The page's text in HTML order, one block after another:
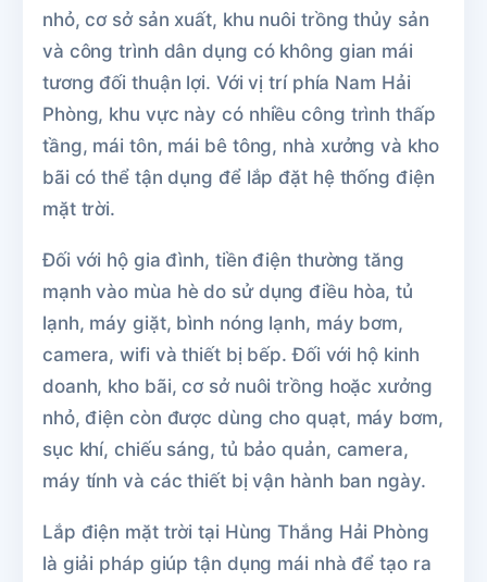
nhỏ, cơ sở sản xuất, khu nuôi trồng thủy sản
và công trình dân dụng có không gian mái
tương đối thuận lợi. Với vị trí phía Nam Hải
Phòng, khu vực này có nhiều công trình thấp
tầng, mái tôn, mái bê tông, nhà xưởng và kho
bãi có thể tận dụng để lắp đặt hệ thống điện
mặt trời.
Đối với hộ gia đình, tiền điện thường tăng
mạnh vào mùa hè do sử dụng điều hòa, tủ
lạnh, máy giặt, bình nóng lạnh, máy bơm,
camera, wifi và thiết bị bếp. Đối với hộ kinh
doanh, kho bãi, cơ sở nuôi trồng hoặc xưởng
nhỏ, điện còn được dùng cho quạt, máy bơm,
sục khí, chiếu sáng, tủ bảo quản, camera,
máy tính và các thiết bị vận hành ban ngày.
Lắp điện mặt trời tại Hùng Thắng Hải Phòng
là giải pháp giúp tận dụng mái nhà để tạo ra